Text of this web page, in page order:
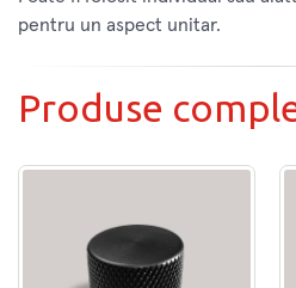
pentru un aspect unitar.
Produse